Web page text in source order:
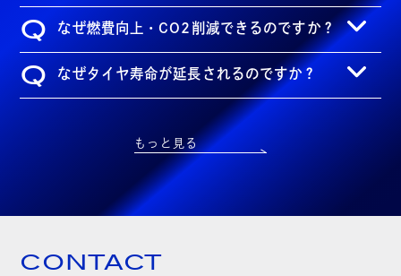
Q なぜ燃費向上・CO2削減できるのですか？
Q なぜタイヤ寿命が延長されるのですか？
もっと見る
CONTACT